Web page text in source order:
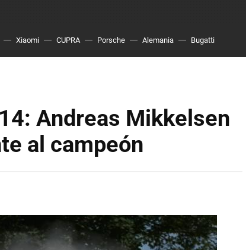
Xiaomi CUPRA Porsche Alemania Bugatti
Andreas Mikkelsen
al campeón